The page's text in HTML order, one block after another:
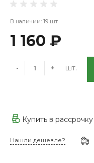
В наличии: 19 шт
1 160 ₽
- + шт.
Купить в рассрочку
Нашли дешевле?